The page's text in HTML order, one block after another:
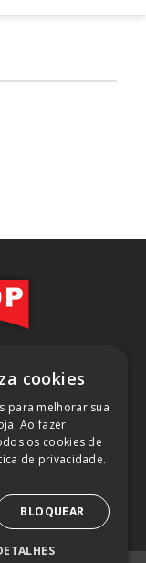
CNPJ/MF sob o nº
Rua Kanebo, nº 175,
090
MAIS)
cookies
para melhorar sua
Ao fazer
os cookies de
de privacidade.
BLOQUEAR